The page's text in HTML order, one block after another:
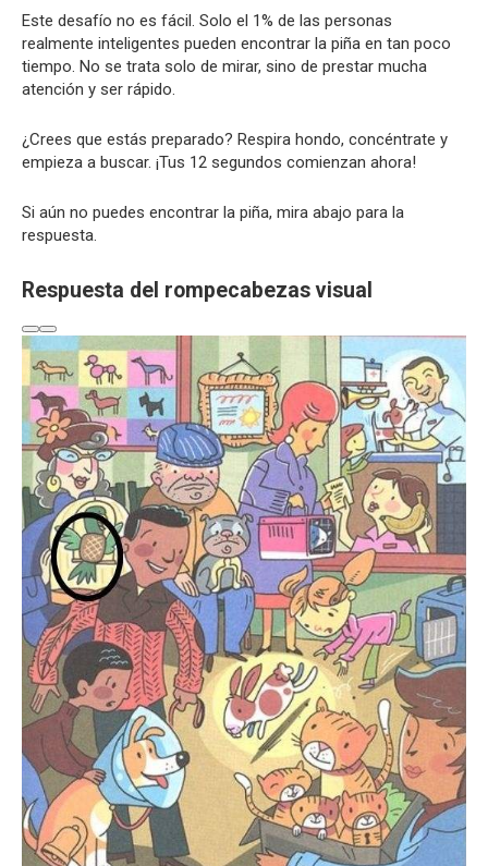
Este desafío no es fácil. Solo el 1% de las personas
realmente inteligentes pueden encontrar la piña en tan poco
tiempo. No se trata solo de mirar, sino de prestar mucha
atención y ser rápido.
¿Crees que estás preparado? Respira hondo, concéntrate y
empieza a buscar. ¡Tus 12 segundos comienzan ahora!
Si aún no puedes encontrar la piña, mira abajo para la
respuesta.
Respuesta del rompecabezas visual